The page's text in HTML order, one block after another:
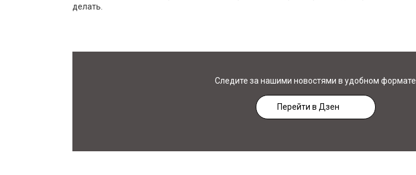
делать.
Следите за нашими новостями в удобном формате
Перейти в Дзен